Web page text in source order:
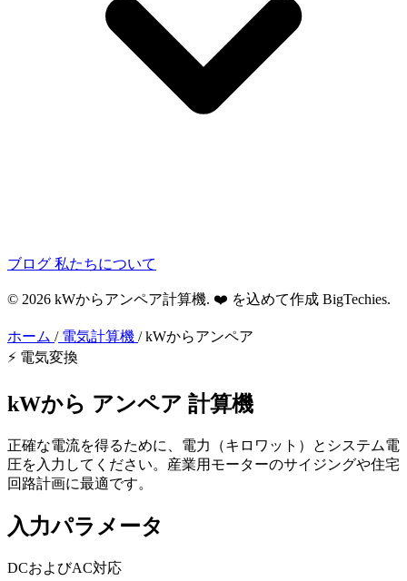
ブログ 私たちについて
© 2026 kWからアンペア計算機. ❤️ を込めて作成 BigTechies.
ホーム /電気計算機 /kWからアンペア
⚡ 電気変換
kWから アンペア 計算機
正確な電流を得るために、電力（キロワット）とシステム電
圧を入力してください。産業用モーターのサイジングや住宅
回路計画に最適です。
入力パラメータ
DCおよびAC対応